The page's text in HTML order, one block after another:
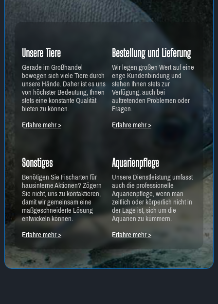
Unsere Tiere
Gerade im Großhandel
bewegen sich viele Tiere durch
unsere Hände. Daher ist es uns
von höchster Bedeutung, Ihnen
stets eine konstante Qualität
bieten zu können.
Erfahre mehr >
Bestellung und Lieferung
Wir legen großen Wert auf eine
enge Kundenbindung und
stehen Ihnen stets zur
Verfügung, auch bei
auftretenden Problemen oder
Fragen.
Erfahre mehr >
Sonstiges
Benötigen Sie Fischarten für
hausinterne Aktionen? Zögern
Sie nicht, uns zu kontaktieren,
damit wir gemeinsam eine
maßgeschneiderte Lösung
entwickeln können.
Erfahre mehr >
Aquarienpflege
Unsere Dienstleistung umfasst
auch die professionelle
Aquarienpflege, wenn man
zeitlich oder körperlich nicht in
der Lage ist, sich um die
Aquarien zu kümmern.
Erfahre mehr >